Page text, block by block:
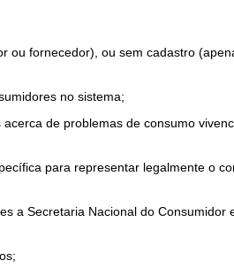
ou fornecedor), ou sem cadastro
no sistema;
de problemas de consumo
para representar legalmente o
a Secretaria Nacional do Consumidor